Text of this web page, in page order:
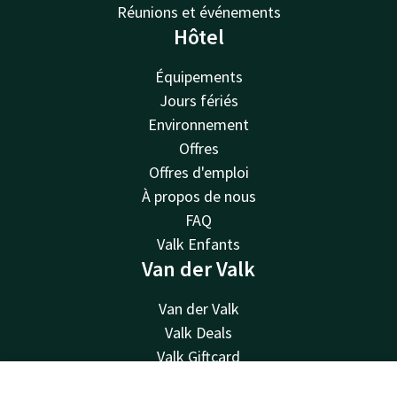
Réunions et événements
Hôtel
Équipements
Jours fériés
Environnement
Offres
Offres d'emploi
À propos de nous
FAQ
Valk Enfants
Van der Valk
Van der Valk
Valk Deals
Valk Giftcard